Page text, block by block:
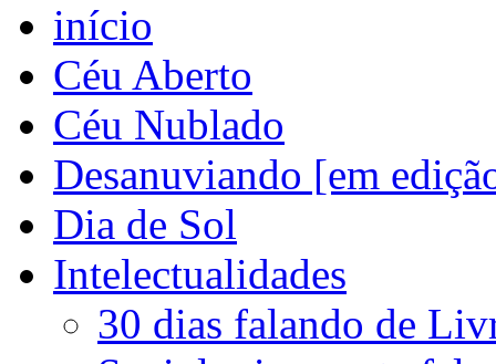
início
Céu Aberto
Céu Nublado
Desanuviando [em
Dia de Sol
Intelectualidades
30 dias falando de